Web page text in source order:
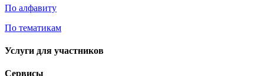
По алфавиту
По тематикам
Услуги для участников
Сервисы